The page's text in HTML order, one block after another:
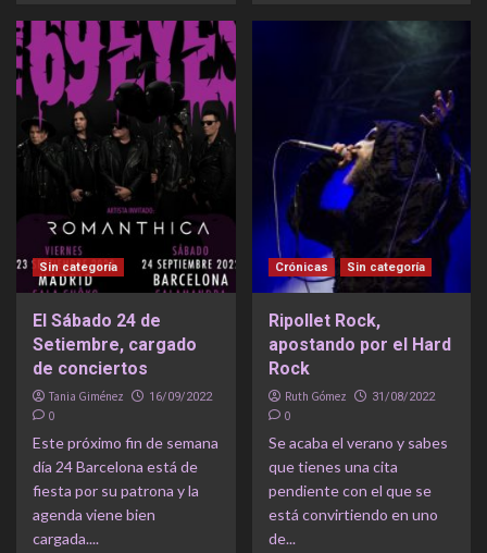
Sin categoría
El Sábado 24 de
Setiembre, cargado
de conciertos
Tania Giménez 16/09/2022
0
Este próximo fin de semana
día 24 Barcelona está de
fiesta por su patrona y la
agenda viene bien
cargada....
Crónicas Sin categoría
Ripollet Rock,
apostando por el Hard
Rock
Ruth Gómez 31/08/2022
0
Se acaba el verano y sabes
que tienes una cita
pendiente con el que se
está convirtiendo en uno
de...